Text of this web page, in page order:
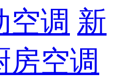
空调 新
房空调